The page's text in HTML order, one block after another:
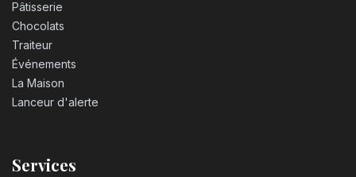
Pâtisserie
Chocolats
Traiteur
Événements
La Maison
Lanceur d'alerte
Services